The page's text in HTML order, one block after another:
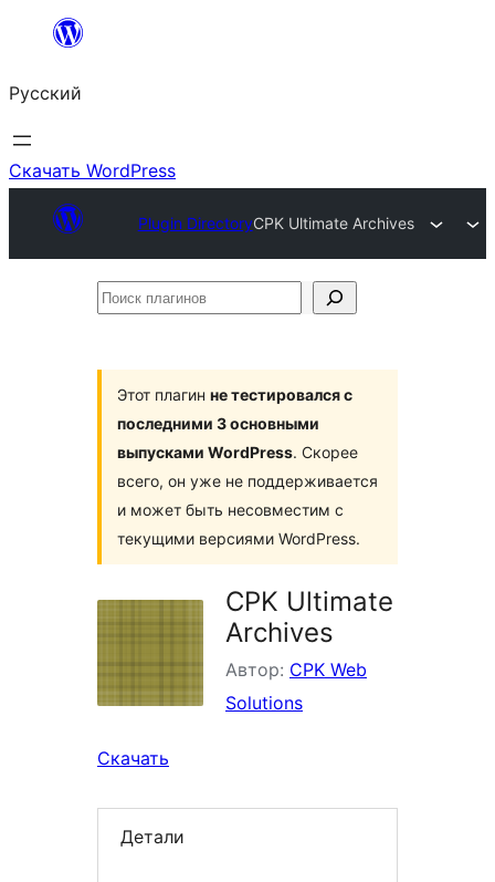
Перейти
содержимому
Русский
Скачать WordPress
Plugin DirectoryCPK Ultimate Archives
Поиск
Этот плагин не тестировался с
последними 3 основными
выпусками WordPress. Скорее
всего, он уже не поддерживается
и может быть несовместим с
текущими версиями WordPress.
CPK Ultimate
Archives
Автор: CPK Web
Solutions
Скачать
Детали